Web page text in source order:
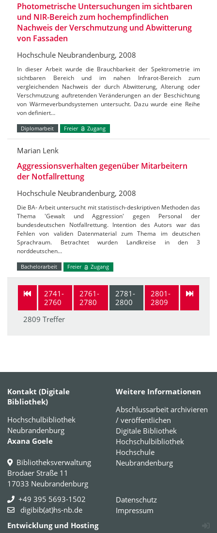
Photometrische Untersuchungen im sichtbaren
und NIR-Bereich zum hochempfindlichen
Nachweis der Verschmutzung und Abwitterung
von Fassaden
Hochschule Neubrandenburg, 2008
In dieser Arbeit wurde die Brauchbarkeit der Spektrometrie im
sichtbaren Bereich und im nahen Infrarot-Bereich zum
vergleichenden Nachweis der durch Abwitterung, Alterung oder
Verschmutzung auftretenden Veränderungen an der Beschichtung
von Wärmeverbundsystemen untersucht. Dazu wurde eine Reihe
von definiert…
Diplomarbeit Freier Zugang
Marian Lenk
Aggressionsverhalten gegenüber Mitarbeitern
der Notfallrettung
Hochschule Neubrandenburg, 2008
Die BA- Arbeit untersucht mit statistisch-deskriptiven Methoden das
Thema 'Gewalt und Aggression' gegen Personal der
bundesdeutschen Notfallrettung. Intention des Autors war das
Fehlen von validen Datenmaterial zum Thema im deutschen
Sprachraum. Betrachtet wurden Landkreise in den 3
norddeutschen…
Bachelorarbeit Freier Zugang
2741-
2760
2761-
2780
2781-
2800
2801-
2809
2809 Treffer
Kontakt (Digitale
Bibliothek)
Hochschulbibliothek
Neubrandenburg
Axana Goele
Bibliotheksverwaltung
Brodaer Straße 11
17033 Neubrandenburg
+49 395 5693-1502
digibib(at)hs-nb.de
Weitere Informationen
Abschlussarbeit archivieren
/ veröffentlichen
Digitale Bibliothek
Hochschulbibliothek
Hochschule
Neubrandenburg
Datenschutz
Impressum
Entwicklung und Hosting